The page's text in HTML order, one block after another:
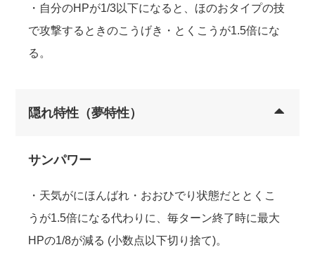
・自分のHPが1/3以下になると、ほのおタイプの技
で攻撃するときのこうげき・とくこうが1.5倍にな
る。
隠れ特性（夢特性）
サンパワー
・天気がにほんばれ・おおひでり状態だととくこ
うが1.5倍になる代わりに、毎ターン終了時に最大
HPの1/8が減る (小数点以下切り捨て)。